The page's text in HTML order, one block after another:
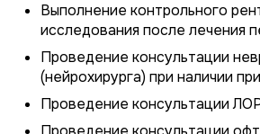
Выполнение контрольного
исследования после лечения
Проведение консультации
(нейрохирурга) при наличии
Проведение консультации